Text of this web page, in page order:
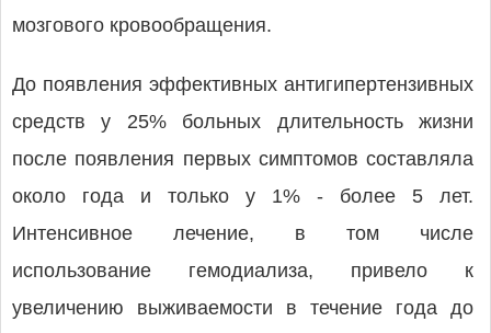
мозгового кровообращения.
До появления эффективных антигипертензивных
средств у 25% больных длительность жизни
после появления первых симптомов составляла
около года и только у 1% - более 5 лет.
Интенсивное лечение, в том числе
использование гемодиализа, привело к
увеличению выживаемости в течение года до